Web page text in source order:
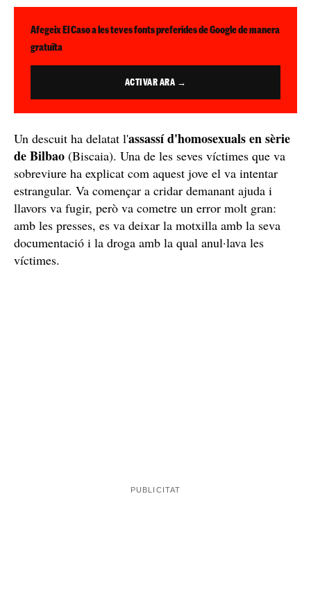
Afegeix El Caso a les teves fonts preferides de Google de manera
gratuïta
ACTIVAR ARA →
Un descuit ha delatat l'assassí d'homosexuals en sèrie
de Bilbao (Biscaia). Una de les seves víctimes que va
sobreviure ha explicat com aquest jove el va intentar
estrangular. Va començar a cridar demanant ajuda i
llavors va fugir, però va cometre un error molt gran:
amb les presses, es va deixar la motxilla amb la seva
documentació i la droga amb la qual anul·lava les
víctimes.